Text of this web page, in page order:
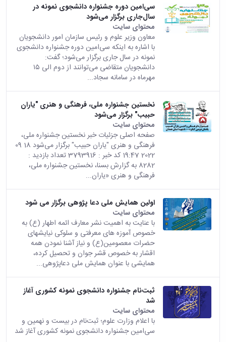
سی‌امین دوره جشنواره دانشجوی نمونه در
سال‌جاری برگزار می‌شود
محتوای سایت
معاون وزیر علوم و رئیس سازمان امور دانشجویان
با اشاره به اینکه سی‌امین دوره جشنواره دانشجوی
نمونه در سال جاری برگزار می‌شود؛ گفت:
دانشجویان متقاضی می‌توانند از دوم الی ۱۵
مهرماه در سامانه سجاد...
نخستین جشنواره ملی، فرهنگی و هنری "یاران
حبیب" برگزار می‌شود
محتوای سایت
صفحه اصلی جزئیات خبر نخستین جشنواره ملی،
فرهنگی و هنری "یاران حبیب" برگزار می‌شود 18 09
2022 19:47 کد خبر : 3793916 تعداد بازدید :
8282 به گزارش بسنا، نخستین جشنواره ملی،
فرهنگی و هنری «یاران...
اولین همایش ملی دعا پژوهی برگزار می‌ شود
محتوای سایت
با عنایت به اهمیت نشر معارف ائمه اطهار (ع) به
خصوص آموزه های معرفتی و سلوکی نیایشهای
حضرات معصومین(ع) و نیاز آشنا نمودن همه
اقشار به خصوص قشر جوان و تحصیل کرده،
همایشی با عنوان همایش ملی دعاپژوهی...
ثبت‌نام جشنواره دانشجوی نمونه کشوری آغاز
شد
محتوای سایت
با اعلام وزارت علوم؛ ثبت‌نام در بیست و نهمین و
سی‌امین جشنواره دانشجوی نمونه کشوری آغاز شد